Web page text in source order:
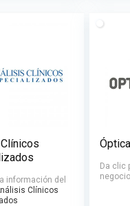
información del
Clínicos
Da clic